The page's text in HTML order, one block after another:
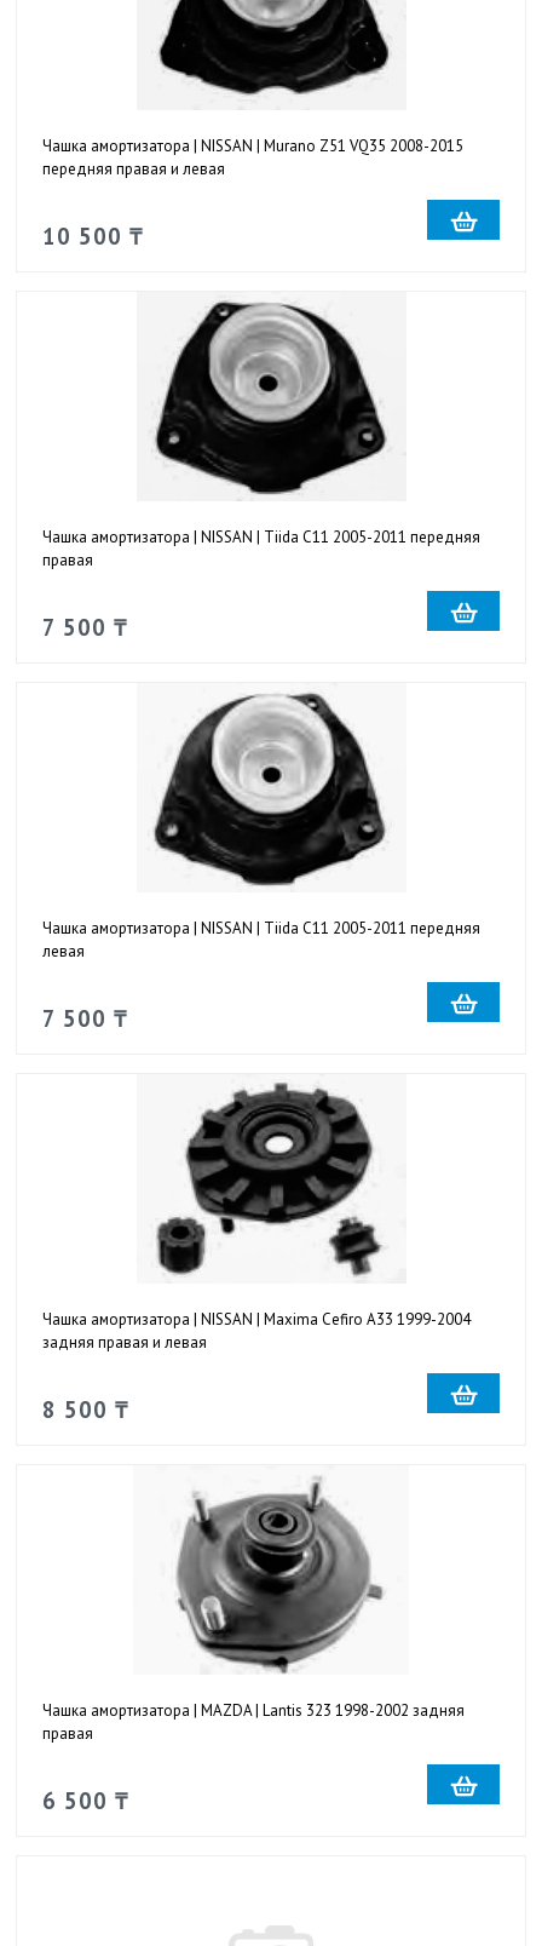
Чашка амортизатора | NISSAN | Murano Z51 VQ35 2008-2015
передняя правая и левая
10 500 ₸
Чашка амортизатора | NISSAN | Tiida C11 2005-2011 передняя
правая
7 500 ₸
Чашка амортизатора | NISSAN | Tiida C11 2005-2011 передняя
левая
7 500 ₸
Чашка амортизатора | NISSAN | Maxima Cefiro A33 1999-2004
задняя правая и левая
8 500 ₸
Чашка амортизатора | MAZDA | Lantis 323 1998-2002 задняя
правая
6 500 ₸